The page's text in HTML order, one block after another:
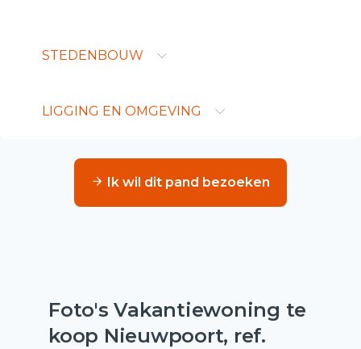
STEDENBOUW
LIGGING EN OMGEVING
Ik wil dit pand bezoeken
Foto's Vakantiewoning te
koop Nieuwpoort, ref.